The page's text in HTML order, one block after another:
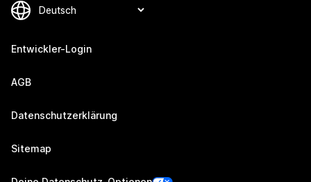
Entwickler-Login
AGB
Datenschutzerklärung
Sitemap